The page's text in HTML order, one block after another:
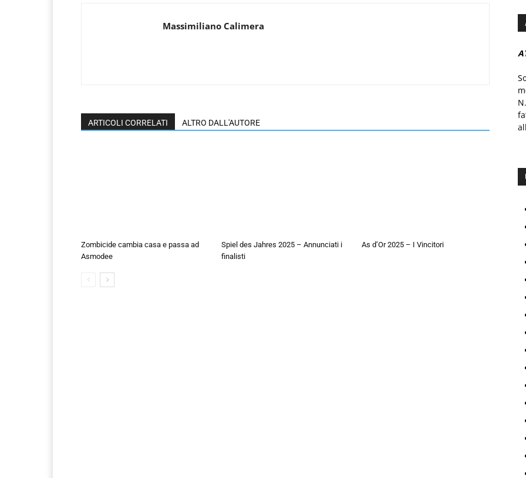
Massimiliano Calimera
ARTICOLI CORRELATI ALTRO DALL'AUTORE
Zombicide cambia casa e passa ad
Asmodee
Spiel des Jahres 2025 – Annunciati i
finalisti
As d’Or 2025 – I Vincitori